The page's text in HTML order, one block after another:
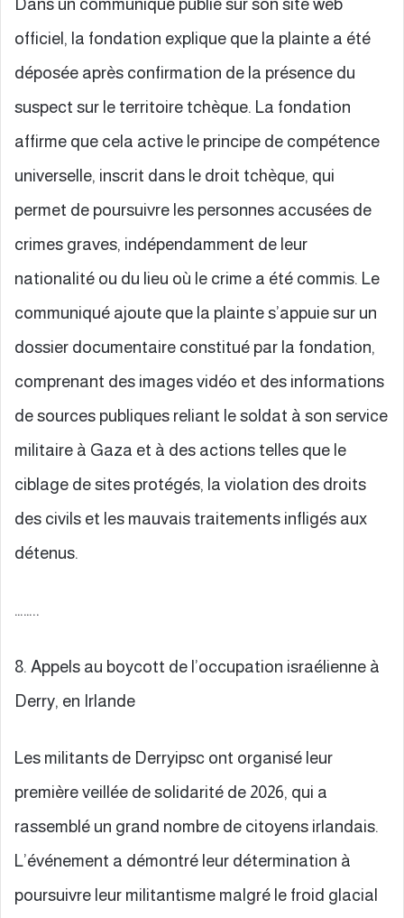
Dans un communiqué publié sur son site web
officiel, la fondation explique que la plainte a été
déposée après confirmation de la présence du
suspect sur le territoire tchèque. La fondation
affirme que cela active le principe de compétence
universelle, inscrit dans le droit tchèque, qui
permet de poursuivre les personnes accusées de
crimes graves, indépendamment de leur
nationalité ou du lieu où le crime a été commis. Le
communiqué ajoute que la plainte s’appuie sur un
dossier documentaire constitué par la fondation,
comprenant des images vidéo et des informations
de sources publiques reliant le soldat à son service
militaire à Gaza et à des actions telles que le
ciblage de sites protégés, la violation des droits
des civils et les mauvais traitements infligés aux
détenus.
……..
8. Appels au boycott de l’occupation israélienne à
Derry, en Irlande
Les militants de Derryipsc ont organisé leur
première veillée de solidarité de 2026, qui a
rassemblé un grand nombre de citoyens irlandais.
L’événement a démontré leur détermination à
poursuivre leur militantisme malgré le froid glacial